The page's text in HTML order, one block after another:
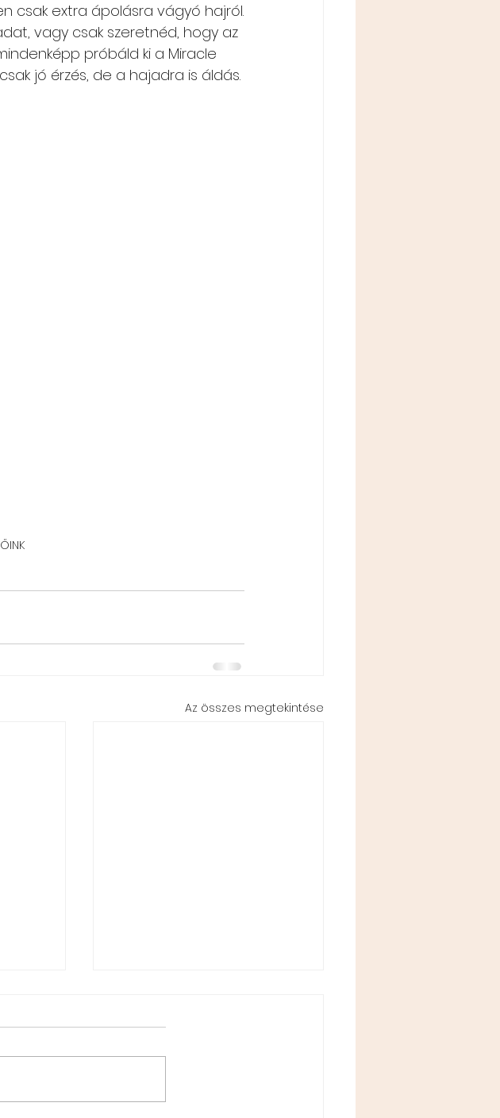
csak extra ápolásra vágyó hajról.
vagy csak szeretnéd, hogy az
próbáld ki a Miracle
jó érzés, de a hajadra is áldás.
Az összes megtekintése